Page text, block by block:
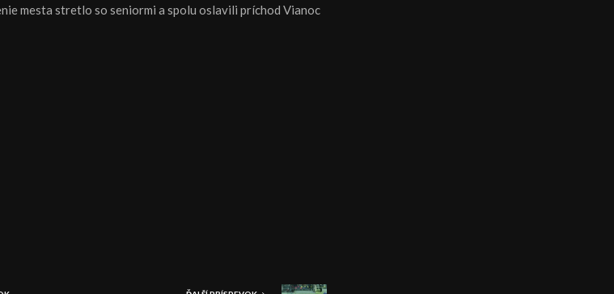
mesta stretlo so seniormi a spolu oslavili príchod Vianoc